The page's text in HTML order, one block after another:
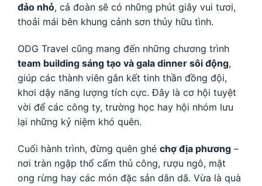
đảo nhỏ, cả đoàn sẽ có những phút giây vui tươi,
thoải mái bên khung cảnh sơn thủy hữu tình.
ODG Travel cũng mang đến những chương trình
team building sáng tạo và gala dinner sôi động,
giúp các thành viên gắn kết tinh thần đồng đội,
khơi dậy năng lượng tích cực. Đây là cơ hội tuyệt
vời để các công ty, trường học hay hội nhóm lưu
lại những kỷ niệm khó quên.
Cuối hành trình, đừng quên ghé chợ địa phương –
nơi tràn ngập thổ cẩm thủ công, rượu ngô, mật
ong rừng hay các món đặc sản dân dã. Vừa là quà